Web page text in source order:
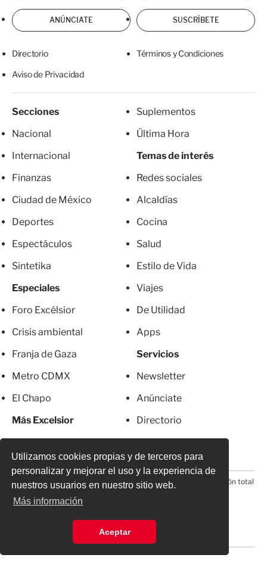
Utilizamos cookies propias y de terceros para
personalizar y mejorar el uso y la experiencia de
nuestros usuarios en nuestro sitio web.
Más información
Aceptar
ANÚNCIATE SUSCRÍBETE
Directorio Términos y Condiciones
Aviso de Privacidad
Secciones
Nacional
Internacional
Finanzas
Ciudad de México
Deportes
Espectáculos
Sintetika
Especiales
Foro Excélsior
Crisis ambiental
Franja de Gaza
Metro CDMX
El Chapo
Más Excelsior
Suplementos
Última Hora
Temas de interés
Redes sociales
Alcaldías
Cocina
Salud
Estilo de Vida
Viajes
De Utilidad
Apps
Servicios
Newsletter
Anúnciate
Directorio
© 2026 Todos los derechos reservados. Prohibida la reproducción total
o parcial, incluyendo cualquier medio electrónico*